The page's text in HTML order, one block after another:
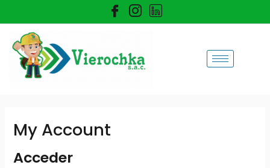
al
contenido
My Account
Acceder